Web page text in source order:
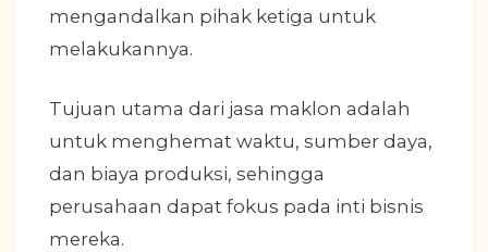
mengandalkan pihak ketiga untuk
melakukannya.
Tujuan utama dari jasa maklon adalah
untuk menghemat waktu, sumber daya,
dan biaya produksi, sehingga
perusahaan dapat fokus pada inti bisnis
mereka.